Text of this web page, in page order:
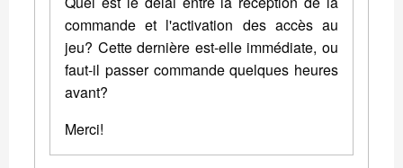
commande et l'activation des accès au
jeu? Cette dernière est-elle immédiate, ou
faut-il passer commande quelques heures
avant?
Merci!